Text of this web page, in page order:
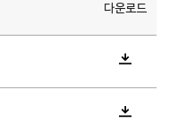
다운로드